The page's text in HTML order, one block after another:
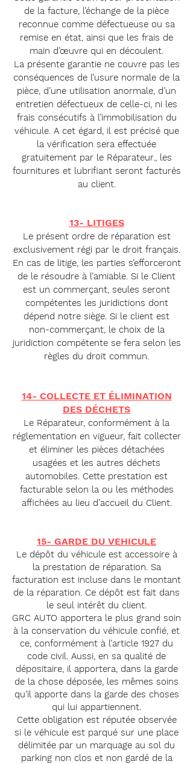
de la facture, l’échange de la pièce
reconnue comme défectueuse ou sa
remise en état, ainsi que les frais de
main d’œuvre qui en découlent.
La présente garantie ne couvre pas les
conséquences de l’usure normale de la
pièce, d’une utilisation anormale, d’un
entretien défectueux de celle-ci, ni les
frais consécutifs à l’immobilisation du
véhicule. A cet égard, il est précisé que
la vérification sera effectuée
gratuitement par le Réparateur., les
fournitures et lubrifiant seront facturés
au client.
13- LITIGES
Le présent ordre de réparation est
exclusivement régi par le droit français.
En cas de litige, les parties s’efforceront
de le résoudre à l’amiable. Si le Client
est un commerçant, seules seront
compétentes les juridictions dont
dépend notre siège. Si le client est
non-commerçant, le choix de la
juridiction compétente se fera selon les
règles du droit commun.
14- COLLECTE ET ÉLIMINATION
DES DÉCHETS
Le Réparateur, conformément à la
réglementation en vigueur, fait collecter
et éliminer les pièces détachées
usagées et les autres déchets
automobiles. Cette prestation est
facturable selon la ou les méthodes
affichées au lieu d’accueil du Client.
15- GARDE DU VEHICULE
Le dépôt du véhicule est accessoire à
la prestation de réparation. Sa
facturation est incluse dans le montant
de la réparation. Ce dépôt est fait dans
le seul intérêt du client.
GRC AUTO apportera le plus grand soin
à la conservation du véhicule confié, et
ce, conformément à l’article 1927 du
code civil. Aussi, en sa qualité de
dépositaire, il apportera, dans la garde
de la chose déposée, les mêmes soins
qu’il apporte dans la garde des choses
qui lui appartiennent.
Cette obligation est réputée observée
si le véhicule est parqué sur une place
délimitée par un marquage au sol du
parking non clos et non gardé de la